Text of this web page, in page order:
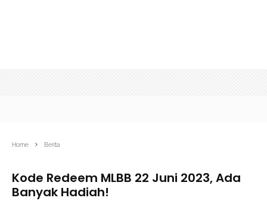
Home Berita
Kode Redeem MLBB 22 Juni 2023, Ada
Banyak Hadiah!